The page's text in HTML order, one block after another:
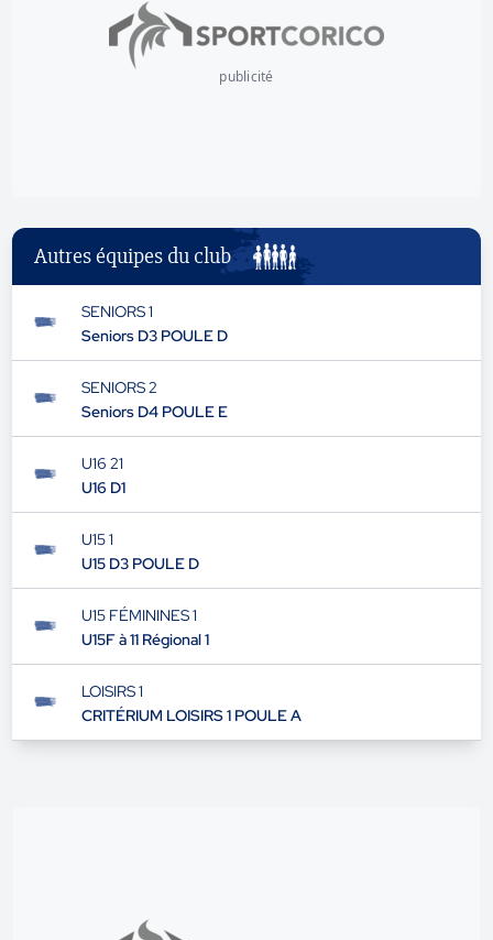
Autres équipes du club
SENIORS 1
Seniors D3 POULE D
SENIORS 2
Seniors D4 POULE E
U16 21
U16 D1
U15 1
U15 D3 POULE D
U15 FÉMININES 1
U15F à 11 Régional 1
LOISIRS 1